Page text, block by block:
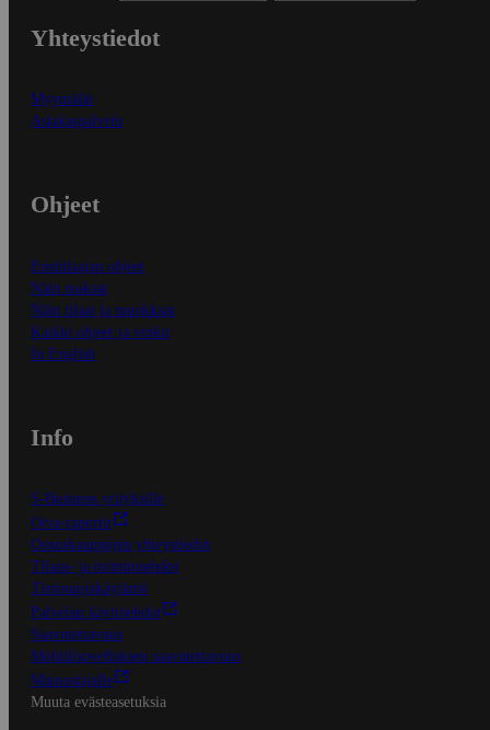
Yhteystiedot
Myymälät
Asiakaspalvelu
Ohjeet
Ensitilaajan ohjeet
Näin maksat
Näin tilaat ja muokkaat
Kaikki ohjeet ja vinkit
In English
Info
S-Business yrityksille
Oiva-raportit
Osuuskauppojen yhteystiedot
Tilaus- ja toimitusehdot
Tietosuojakäytäntö
Palvelun käyttöehdot
Saavutettavuus
Mobiilisovelluksen saavutettavuus
Mainostajalle
Muuta evästeasetuksia